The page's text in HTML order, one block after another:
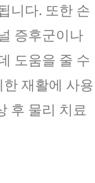
니다. 또한 손
증후군이나
도움을 줄 수
재활에 사용
후 물리 치료